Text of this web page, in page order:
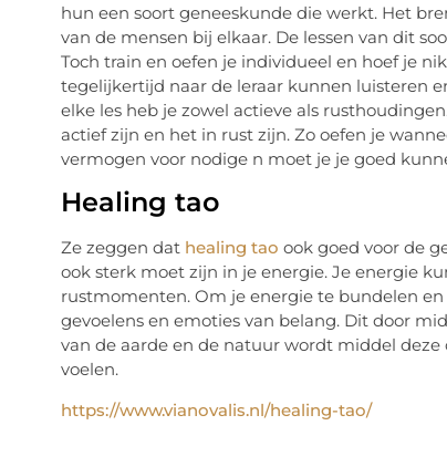
hun een soort geneeskunde die werkt. Het
van de mensen bij elkaar. De lessen van dit
Toch train en oefen je individueel en hoef je
tegelijkertijd naar de leraar kunnen luisteren
elke les heb je zowel actieve als
actief zijn en het in rust zijn. Zo oefen je
vermogen voor nodige n moet je je goed
Healing tao
Ze zeggen dat healing tao ook goed voor de
ook sterk moet zijn in je energie. Je energie
rustmomenten. Om je energie te bundelen
gevoelens en emoties van belang. Dit door
van de aarde en de natuur wordt middel
voelen.
https://www.vianovalis.nl/healing-tao/